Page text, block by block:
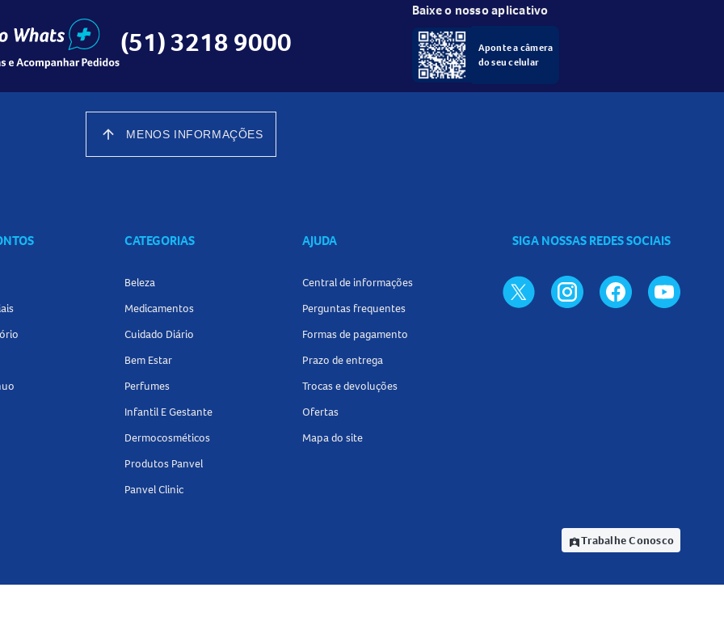
(51) 3218 9000
Baixe o nosso aplicativo
Aponte a câmera
do seu celular
arrow_upward MENOS INFORMAÇÕES
CATEGORIAS
Beleza
Medicamentos
Cuidado Diário
Bem Estar
Perfumes
Infantil E Gestante
Dermocosméticos
Produtos Panvel
Panvel Clinic
AJUDA
Central de informações
Perguntas frequentes
Formas de pagamento
Prazo de entrega
Trocas e devoluções
Ofertas
Mapa do site
SIGA NOSSAS REDES SOCIAIS
assignment_indTrabalhe Conosco